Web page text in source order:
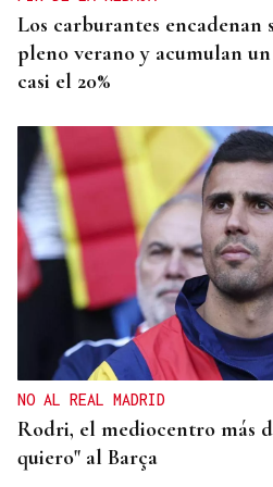
Los carburantes encadenan
pleno verano y acumulan
casi el 20%
NO AL REAL MADRID
Rodri, el mediocentro más
quiero" al Barça